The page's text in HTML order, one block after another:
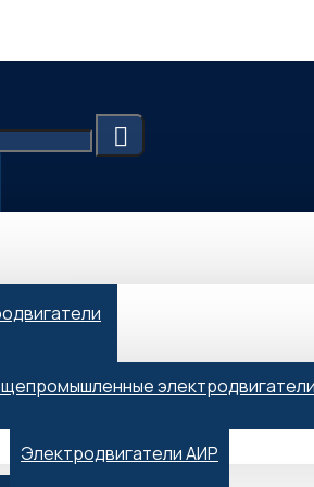
Электродвигатели АИР